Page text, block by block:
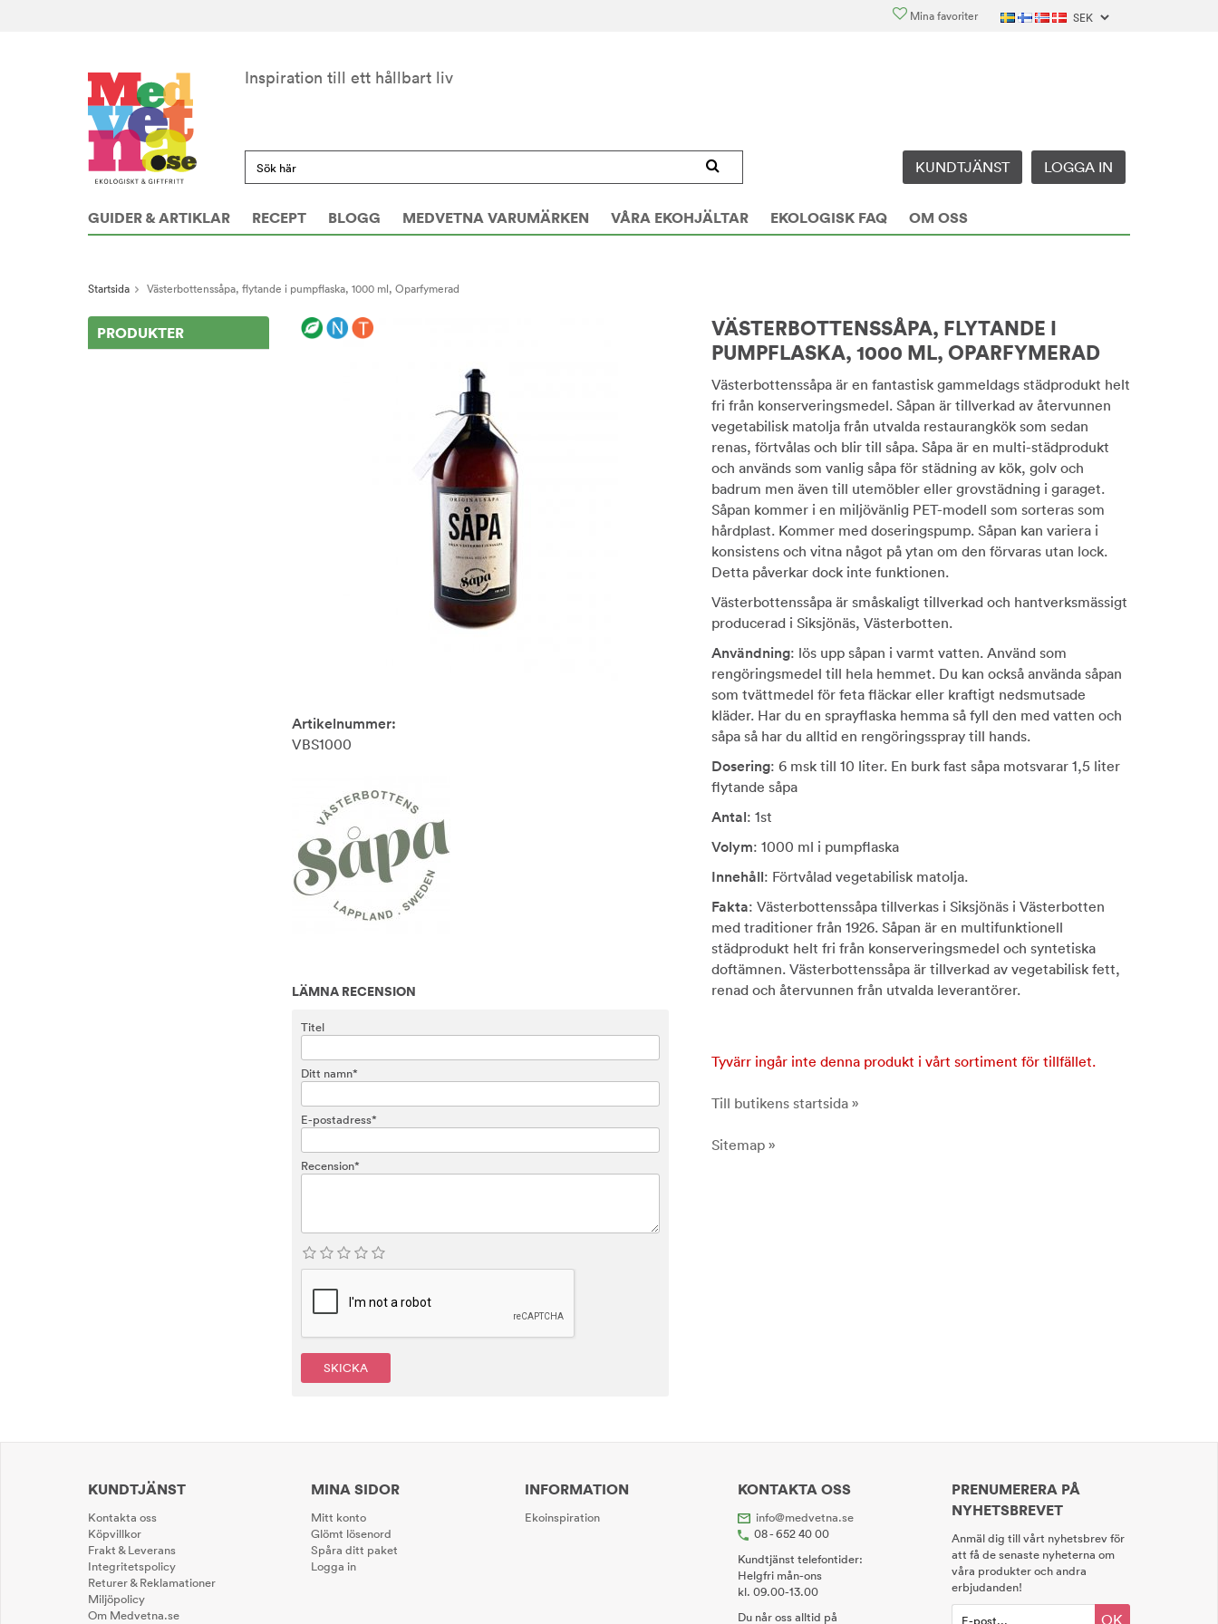
Mina favoriter
Inspiration till ett hållbart liv
KUNDTJÄNST LOGGA IN
GUIDER & ARTIKLAR RECEPT BLOGG MEDVETNA VARUMÄRKEN VÅRA EKOHJÄLTAR EKOLOGISK FAQ OM OSS
Startsida Västerbottenssåpa, flytande i pumpflaska, 1000 ml, Oparfymerad
PRODUKTER
VÄSTERBOTTENSSÅPA, FLYTANDE I
PUMPFLASKA, 1000 ML, OPARFYMERAD
Västerbottenssåpa är en fantastisk gammeldags städprodukt helt
fri från konserveringsmedel. Såpan är tillverkad av återvunnen
vegetabilisk matolja från utvalda restaurangkök som sedan
renas, förtvålas och blir till såpa. Såpa är en multi-städprodukt
och används som vanlig såpa för städning av kök, golv och
badrum men även till utemöbler eller grovstädning i garaget.
Såpan kommer i en miljövänlig PET-modell som sorteras som
hårdplast. Kommer med doseringspump. Såpan kan variera i
konsistens och vitna något på ytan om den förvaras utan lock.
Detta påverkar dock inte funktionen.
Västerbottenssåpa är småskaligt tillverkad och hantverksmässigt
producerad i Siksjönäs, Västerbotten.
Användning: lös upp såpan i varmt vatten. Använd som
rengöringsmedel till hela hemmet. Du kan också använda såpan
som tvättmedel för feta fläckar eller kraftigt nedsmutsade
kläder. Har du en sprayflaska hemma så fyll den med vatten och
såpa så har du alltid en rengöringsspray till hands.
Dosering: 6 msk till 10 liter. En burk fast såpa motsvarar 1,5 liter
flytande såpa
Antal: 1st
Volym: 1000 ml i pumpflaska
Innehåll: Förtvålad vegetabilisk matolja.
Fakta: Västerbottenssåpa tillverkas i Siksjönäs i Västerbotten
med traditioner från 1926. Såpan är en multifunktionell
städprodukt helt fri från konserveringsmedel och syntetiska
doftämnen. Västerbottenssåpa är tillverkad av vegetabilisk fett,
renad och återvunnen från utvalda leverantörer.
Tyvärr ingår inte denna produkt i vårt sortiment för tillfället.
Till butikens startsida »
Sitemap »
Artikelnummer:
VBS1000
LÄMNA RECENSION
Titel
Ditt namn*
E-postadress*
Recension*
SKICKA
KUNDTJÄNST
Kontakta oss
Köpvillkor
Frakt & Leverans
Integritetspolicy
Returer & Reklamationer
Miljöpolicy
Om Medvetna.se
MINA SIDOR
Mitt konto
Glömt lösenord
Spåra ditt paket
Logga in
INFORMATION
Ekoinspiration
KONTAKTA OSS
info@medvetna.se
08 - 652 40 00
Kundtjänst telefontider:
Helgfri mån-ons
kl. 09.00-13.00
Du når oss alltid på
PRENUMERERA PÅ
NYHETSBREVET
Anmäl dig till vårt nyhetsbrev för
att få de senaste nyheterna om
våra produkter och andra
erbjudanden!
OK